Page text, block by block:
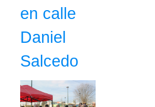
en calle
Daniel
Salcedo